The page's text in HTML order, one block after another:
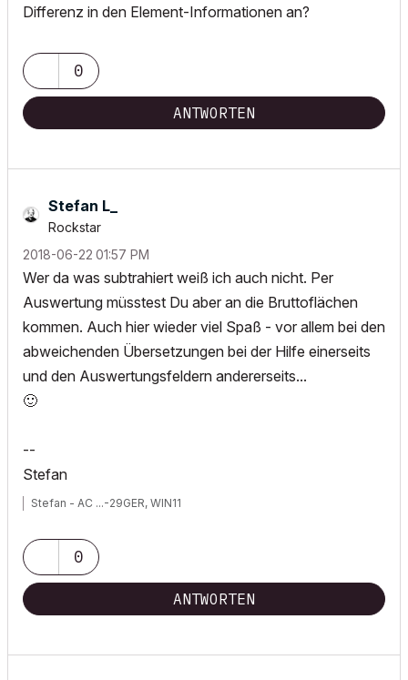
Differenz in den Element-Informationen an?
0
ANTWORTEN
Stefan L_
Rockstar
‎2018-06-22 01:57 PM
Wer da was subtrahiert weiß ich auch nicht. Per
Auswertung müsstest Du aber an die Bruttoflächen
kommen. Auch hier wieder viel Spaß - vor allem bei den
abweichenden Übersetzungen bei der Hilfe einerseits
und den Auswertungsfeldern andererseits...
🙂
--
Stefan
Stefan - AC ...-29GER, WIN11
0
ANTWORTEN